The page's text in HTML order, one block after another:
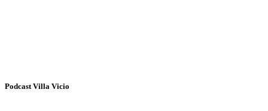
Podcast Villa Vicio